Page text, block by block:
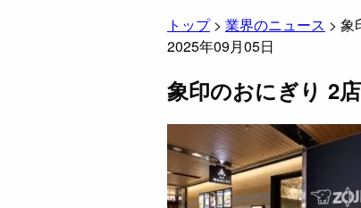
トップ> 業界のニュース > 象
2025年09月05日
象印のおにぎり 2